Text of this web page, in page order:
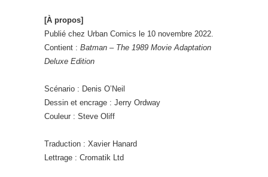
[À propos]
Publié chez Urban Comics le 10 novembre 2022.
Contient : Batman – The 1989 Movie Adaptation
Deluxe Edition
Scénario : Denis O’Neil
Dessin et encrage : Jerry Ordway
Couleur : Steve Oliff
Traduction : Xavier Hanard
Lettrage : Cromatik Ltd